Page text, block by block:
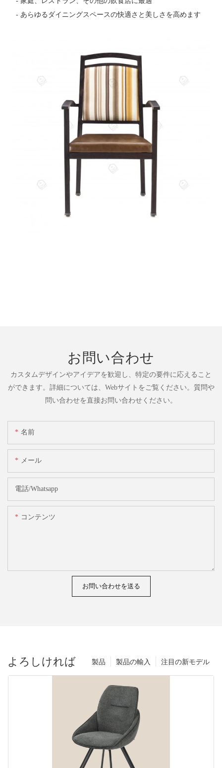
- あらゆるダイニングスペースの快適さと美しさを高めます
お問い合わせ
カスタムデザインやアイデアを歓迎し、特定の要件に応えること
ができます。詳細については、Webサイトをご覧ください。質問や
問い合わせを直接お問い合わせください。
名前
メール
電話/whatsapp
コンテンツ
お問い合わせを送る
よろしければ 注目の新モデル
製品の輸入
製品